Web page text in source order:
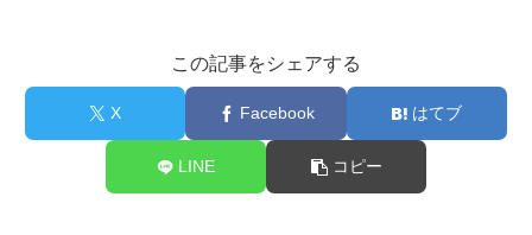
この記事をシェアする
X Facebook はてブ
LINE コピー